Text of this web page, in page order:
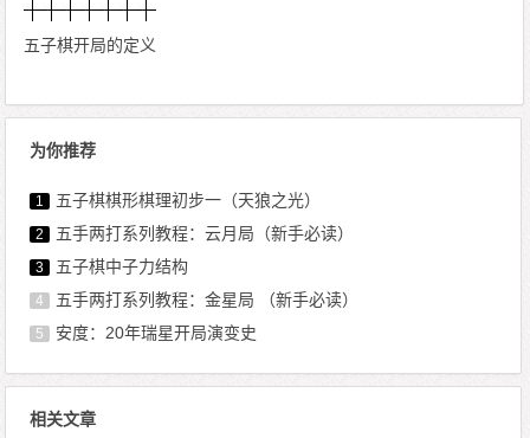
五子棋开局的定义
为你推荐
1 五子棋棋形棋理初步一（天狼之光）
2 五手两打系列教程：云月局（新手必读）
3 五子棋中子力结构
4 五手两打系列教程：金星局 （新手必读）
5 安度：20年瑞星开局演变史
相关文章